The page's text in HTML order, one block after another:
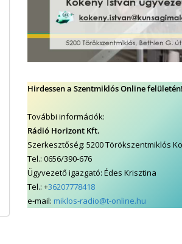
Hirdessen a Szentmiklós Online felületén!
További információk:
Rádió Horizont Kft.
Szerkesztőség: 5200 Törökszentmiklós
Tel.: 0656/390-676
Ügyvezető igazgató: Édes Krisztina
Tel.: +36207778418
e-mail: miklos-radio@t-online.hu